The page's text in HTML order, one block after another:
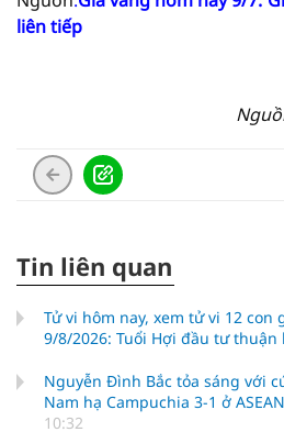
liên tiếp
Tin liên quan
Tử vi hôm nay, xem tử vi 12 con
9/8/2026: Tuổi Hợi đầu tư thuận
Nguyễn Đình Bắc tỏa sáng với
Nam hạ Campuchia 3-1 ở
10:32